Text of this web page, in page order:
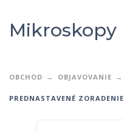
Mikroskopy
OBCHOD OBJAVOVANIE
PREDNASTAVENÉ ZORADENIE